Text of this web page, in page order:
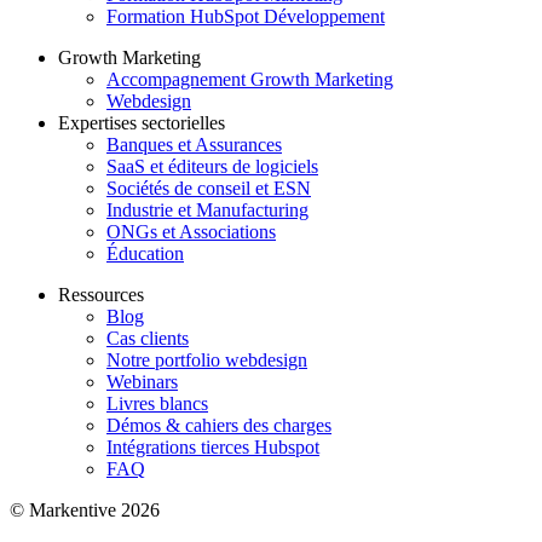
Formation HubSpot Développement
Growth Marketing
Accompagnement Growth Marketing
Webdesign
Expertises sectorielles
Banques et Assurances
SaaS et éditeurs de logiciels
Sociétés de conseil et ESN
Industrie et Manufacturing
ONGs et Associations
Éducation
Ressources
Blog
Cas clients
Notre portfolio webdesign
Webinars
Livres blancs
Démos & cahiers des charges
Intégrations tierces Hubspot
FAQ
© Markentive 2026